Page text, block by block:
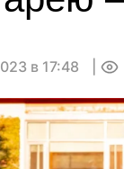
в 17:48